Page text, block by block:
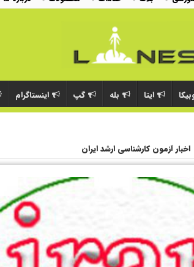
ایتا بله گپ اینستاگرام
اخبار آزمون کارشناسی ارشد ایران